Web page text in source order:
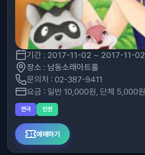
기간 : 2017-11-02 ~ 2017-11-02
장소 : 남동소래아트홀
문의처 : 02-387-9411
요금 : 일반 10,000원, 단체 5,000원
연극 인천
예매하기